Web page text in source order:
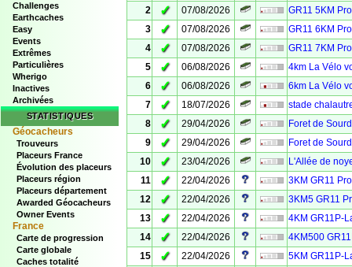
Challenges
Earthcaches
Easy
Events
Extrêmes
Particulières
Wherigo
Inactives
Archivées
STATISTIQUES
Géocacheurs
Trouveurs
Placeurs France
Évolution des placeurs
Placeurs région
Placeurs département
Awarded Géocacheurs
Owner Events
France
Carte de progression
Carte globale
Caches totalité
2
✓ 07/08/2026
GR11 5KM
3
✓ 07/08/2026
GR11 6KM
4
✓ 07/08/2026
GR11 7KM
5
✓ 06/08/2026
4km La Vélo
6
✓ 06/08/2026
6km La Vélo
7
✓ 18/07/2026
stade
8
✓ 29/04/2026
Foret de
9
✓ 29/04/2026
Foret de
10
✓ 23/04/2026
L'Allée de
11
✓ 22/04/2026
3KM GR11
12
✓ 22/04/2026
3KM5 GR11
13
✓ 22/04/2026
4KM GR11P-
14
✓ 22/04/2026
4KM500
15
✓ 22/04/2026
5KM GR11P-